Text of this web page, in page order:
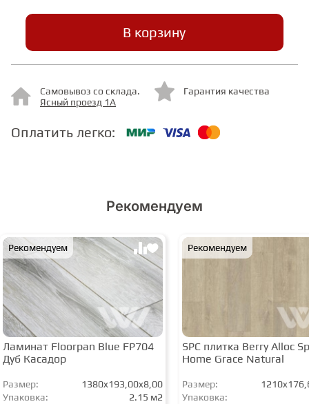
В корзину
Самовывоз со склада.
Ясный проезд 1А
Гарантия качества
Оплатить легко:
Рекомендуем
Рекомендуем
Ламинат Floorpan Blue FP704
Дуб Касадор
Размер:
1380x193,00x8,00
Упаковка:
2.15 м2
Рекомендуем
SPC плитка Berry Alloc
Home Grace Natural
Размер:
Упаковка: